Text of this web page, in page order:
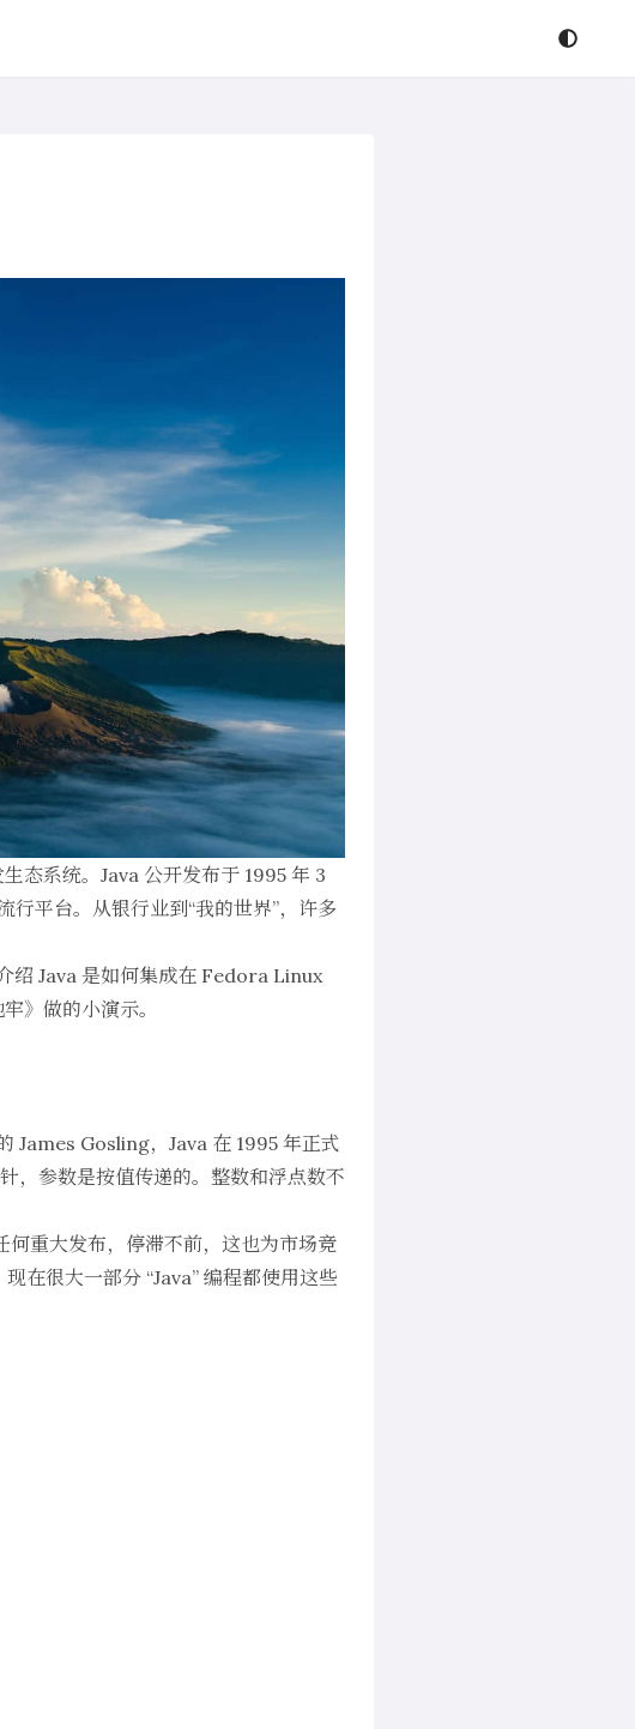
态系统。Java 公开发布于 1995 年 3
平台。从银行业到“我的世界”，许多
绍 Java 是如何集成在 Fedora Linux
》做的小演示。
James Gosling，Java 在 1995 年正式
，参数是按值传递的。整数和浮点数不
重大发布，停滞不前，这也为市场竞
在很大一部分 “Java” 编程都使用这些